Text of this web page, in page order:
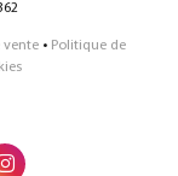
vente• Politique de